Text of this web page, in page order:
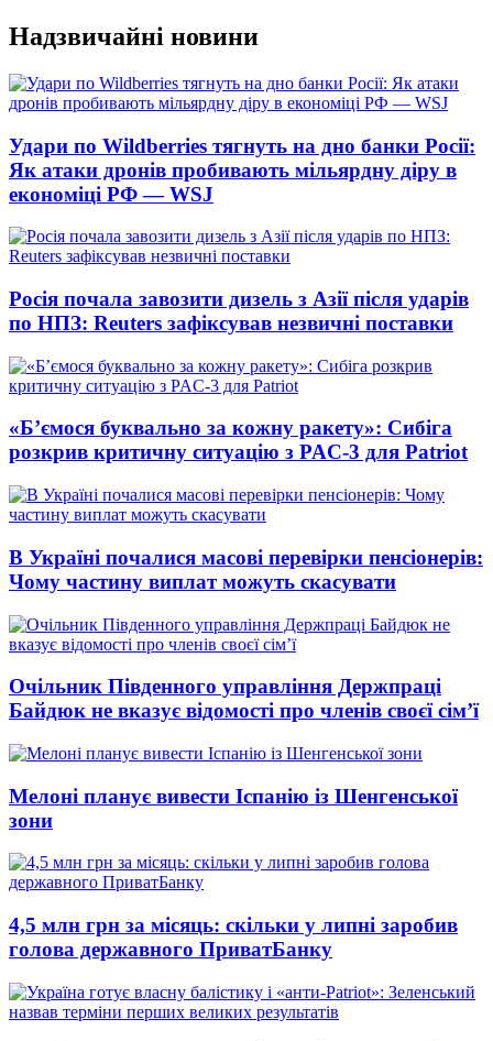
Перейти
до
вмісту
Надзвичайні новини
Удари по Wildberries тягнуть на дно банки Росії:
Як атаки дронів пробивають мільярдну діру в
економіці РФ — WSJ
Росія почала завозити дизель з Азії після ударів
по НПЗ: Reuters зафіксував незвичні поставки
«Б’ємося буквально за кожну ракету»: Сибіга
розкрив критичну ситуацію з PAC-3 для Patriot
В Україні почалися масові перевірки пенсіонерів:
Чому частину виплат можуть скасувати
Очільник Південного управління Держпраці
Байдюк не вказує відомості про членів своєї сім’ї
Мелоні планує вивести Іспанію із Шенгенської
зони
4,5 млн грн за місяць: скільки у липні заробив
голова державного ПриватБанку